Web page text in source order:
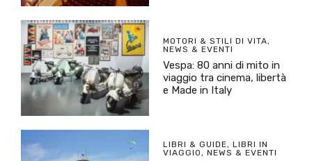
MOTORI & STILI DI VITA,
NEWS & EVENTI
Vespa: 80 anni di mito in
viaggio tra cinema, libertà
e Made in Italy
LIBRI & GUIDE, LIBRI IN
VIAGGIO , NEWS & EVENTI